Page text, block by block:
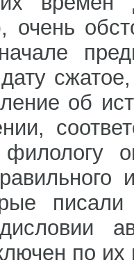
очень
об
филологу
по